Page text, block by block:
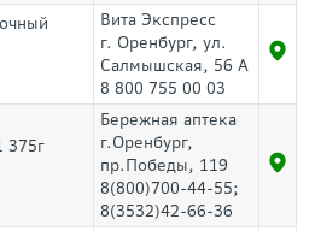
Вита Экспресс
г. Оренбург, ул.
Салмышская, 56 А
8 800 755 00 03
Бережная аптека
г.Оренбург,
пр.Победы, 119
8(800)700-44-55;
8(3532)42-66-36